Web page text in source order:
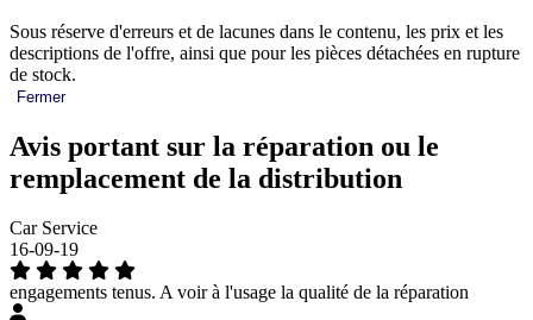
Sous réserve d'erreurs et de lacunes dans le contenu, les prix et les
descriptions de l'offre, ainsi que pour les pièces détachées en rupture
de stock.
Fermer
Avis portant sur la réparation ou le
remplacement de la distribution
Car Service
16-09-19
engagements tenus. A voir à l'usage la qualité de la réparation